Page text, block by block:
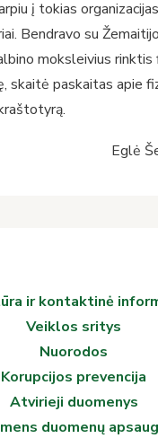
į tokias
Bendravo su
moksleivius rinktis
skaitė paskaitas apie
Eglė
ir kontaktinė
Veiklos sritys
Nuorodos
Korupcijos prevencija
Atvirieji duomenys
duomenų